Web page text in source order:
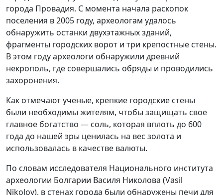
города Провадия. С момента начала раскопок
поселения в 2005 году, археологам удалось
обнаружить останки двухэтажных зданий,
фрагменты городских ворот и три крепостные стены.
В этом году археологи обнаружили древний
некрополь, где совершались обряды и проводились
захоронения.
Как отмечают ученые, крепкие городские стены
были необходимы жителям, чтобы защищать свое
главное богатство — соль, которая вплоть до 600
года до нашей эры ценилась на вес золота и
использовалась в качестве валюты.
По словам исследователя Национального института
археологии Болгарии Василя Николова (Vasil
Nikolov), в стенах города были обнаружены печи для